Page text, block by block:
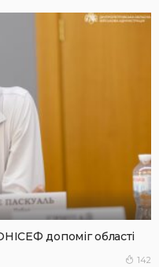
допоміг області
142